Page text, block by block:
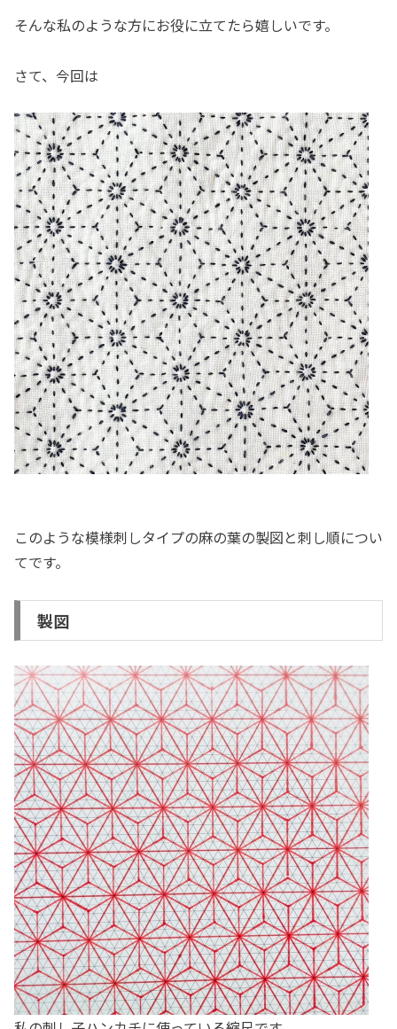
そんな私のような方にお役に立てたら嬉しいです。
さて、今回は
このような模様刺しタイプの麻の葉の製図と刺し順につい
てです。
製図